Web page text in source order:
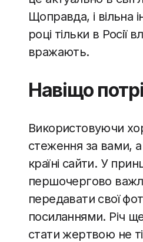
Щоправда, і вільна
році тільки в
вражають.
Навіщо
Використовуючи
стеження за вами, а
країні сайти. У
першочергово
передавати свої
посиланнями. Річ
стати жертвою не